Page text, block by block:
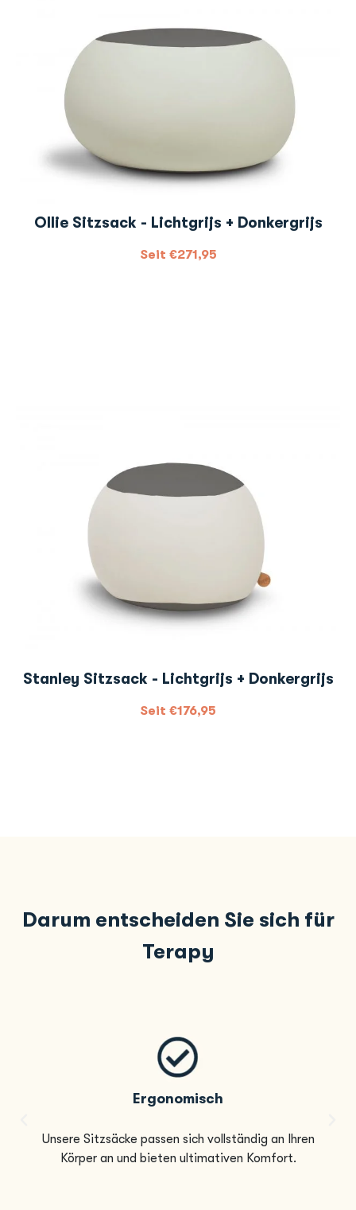
Ollie Sitzsack - Lichtgrijs + Donkergrijs
Seit €271,95
Stanley Sitzsack - Lichtgrijs + Donkergrijs
Seit €176,95
Darum entscheiden Sie sich für
Terapy
Ergonomisch
Unsere Sitzsäcke passen sich vollständig an Ihren
Körper an und bieten ultimativen Komfort.